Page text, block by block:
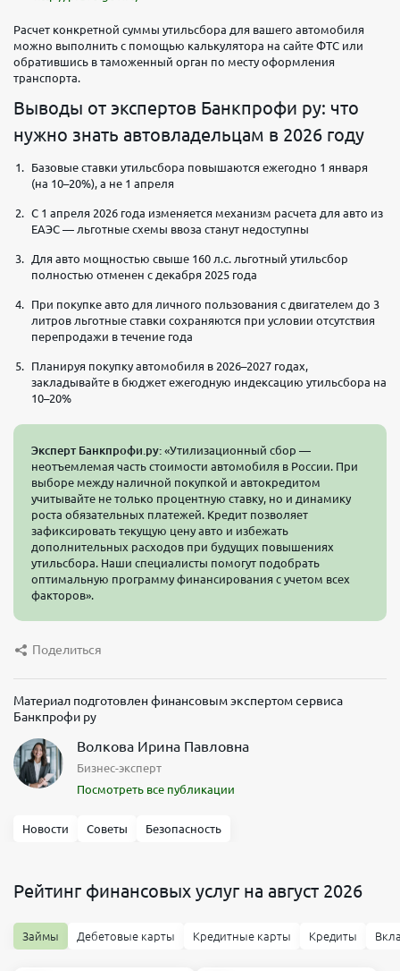
Расчет конкретной суммы утильсбора для вашего автомобиля
можно выполнить с помощью калькулятора на сайте ФТС или
обратившись в таможенный орган по месту оформления
транспорта.
Выводы от экспертов Банкпрофи ру: что
нужно знать автовладельцам в 2026 году
Базовые ставки утильсбора повышаются ежегодно 1 января
(на 10–20%), а не 1 апреля
С 1 апреля 2026 года изменяется механизм расчета для авто из
ЕАЭС — льготные схемы ввоза станут недоступны
Для авто мощностью свыше 160 л.с. льготный утильсбор
полностью отменен с декабря 2025 года
При покупке авто для личного пользования с двигателем до 3
литров льготные ставки сохраняются при условии отсутствия
перепродажи в течение года
Планируя покупку автомобиля в 2026–2027 годах,
закладывайте в бюджет ежегодную индексацию утильсбора на
10–20%
Эксперт Банкпрофи.ру: «Утилизационный сбор —
неотъемлемая часть стоимости автомобиля в России. При
выборе между наличной покупкой и автокредитом
учитывайте не только процентную ставку, но и динамику
роста обязательных платежей. Кредит позволяет
зафиксировать текущую цену авто и избежать
дополнительных расходов при будущих повышениях
утильсбора. Наши специалисты помогут подобрать
оптимальную программу финансирования с учетом всех
факторов».
Поделиться
Материал подготовлен финансовым экспертом сервиса
Банкпрофи ру
Волкова Ирина Павловна
Бизнес-эксперт
Посмотреть все публикации
Новости Советы Безопасность
Рейтинг финансовых услуг на август 2026
Займы Дебетовые карты Кредитные карты Кредиты